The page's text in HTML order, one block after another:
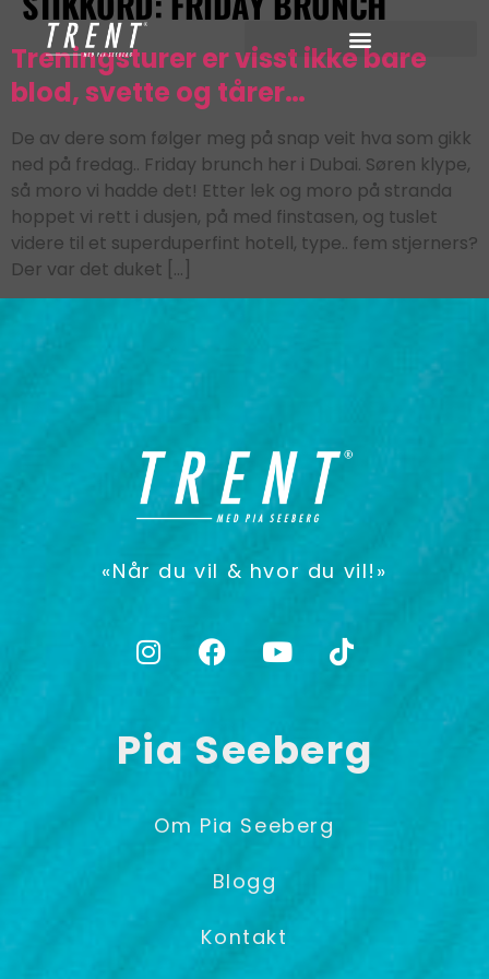
Treningsturer er visst ikke bare
blod, svette og tårer…
De av dere som følger meg på snap veit hva som gikk
ned på fredag.. Friday brunch her i Dubai. Søren klype,
så moro vi hadde det! Etter lek og moro på stranda
hoppet vi rett i dusjen, på med finstasen, og tuslet
videre til et superduperfint hotell, type.. fem stjerners?
Der var det duket […]
«Når du vil & hvor du vil!»
Pia Seeberg
Om Pia Seeberg
Blogg
Kontakt